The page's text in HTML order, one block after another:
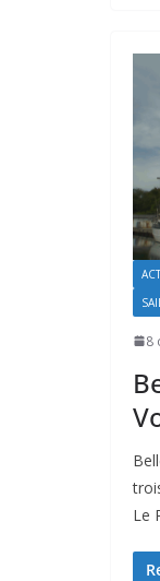
8
Le